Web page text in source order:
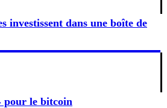
investissent dans une boîte de
pour le bitcoin